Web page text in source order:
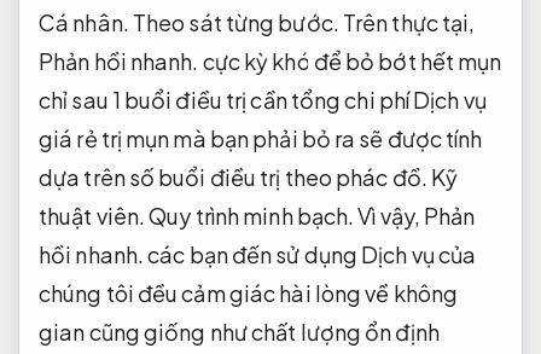
Cá nhân. Theo sát từng bước. Trên thực tại,
Phản hồi nhanh. cực kỳ khó để bỏ bớt hết mụn
chỉ sau 1 buổi điều trị cần tổng chi phí Dịch vụ
giá rẻ trị mụn mà bạn phải bỏ ra sẽ được tính
dựa trên số buổi điều trị theo phác đồ. Kỹ
thuật viên.Quy trình minh bạch.Vì vậy, Phản
hồi nhanh.các bạn đến sử dụng Dịch vụ của
chúng tôi đều cảm giác hài lòng về không
gian cũng giống như chất lượng ổn định